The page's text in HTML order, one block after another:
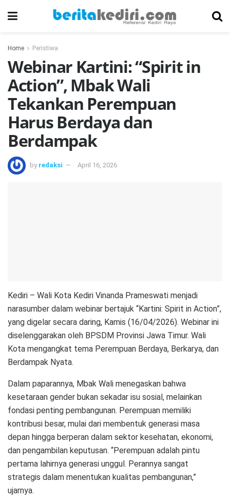
Home Peristiwa
Webinar Kartini: “Spirit in
Action”, Mbak Wali
Tekankan Perempuan
Harus Berdaya dan
Berdampak
by redaksi April 16, 2026
Kediri – Wali Kota Kediri Vinanda Prameswati menjadi
narasumber dalam webinar bertajuk “Kartini: Spirit in Action”,
yang digelar secara daring, Kamis (16/04/2026). Webinar ini
diselenggarakan oleh BPSDM Provinsi Jawa Timur. Wali
Kota mengangkat tema Perempuan Berdaya, Berkarya, dan
Berdampak Nyata.
Dalam paparannya, Mbak Wali menegaskan bahwa
kesetaraan gender bukan sekadar isu sosial, melainkan
fondasi penting pembangunan. Perempuan memiliki
kontribusi besar, mulai dari membentuk generasi masa
depan hingga berperan dalam sektor kesehatan, ekonomi,
dan pengambilan keputusan. “Perempuan adalah pintu
pertama lahirnya generasi unggul. Perannya sangat
strategis dalam menentukan kualitas pembangunan,”
ujarnya.